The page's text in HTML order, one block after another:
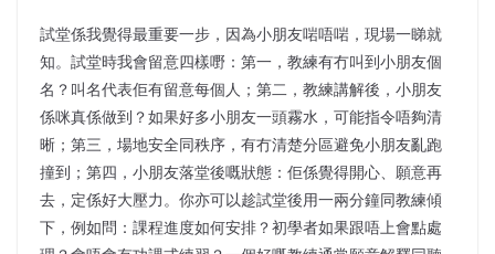
試堂係我覺得最重要一步，因為小朋友啱唔啱，現場一睇就
知。試堂時我會留意四樣嘢：第一，教練有冇叫到小朋友個
名？叫名代表佢有留意每個人；第二，教練講解後，小朋友
係咪真係做到？如果好多小朋友一頭霧水，可能指令唔夠清
晰；第三，場地安全同秩序，有冇清楚分區避免小朋友亂跑
撞到；第四，小朋友落堂後嘅狀態：佢係覺得開心、願意再
去，定係好大壓力。你亦可以趁試堂後用一兩分鐘同教練傾
下，例如問：課程進度如何安排？初學者如果跟唔上會點處